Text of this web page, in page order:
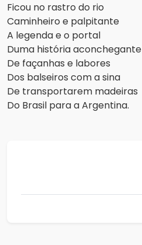
Ficou no rastro do rio
Caminheiro e palpitante
A legenda e o portal
Duma história aconchegante
De façanhas e labores
Dos balseiros com a sina
De transportarem madeiras
Do Brasil para a Argentina.